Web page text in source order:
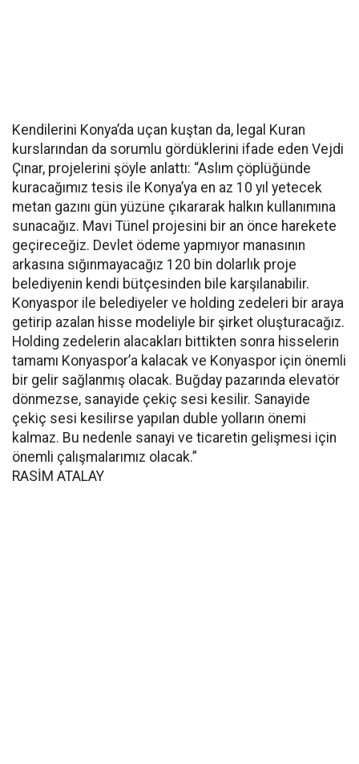
Kendilerini Konya’da uçan kuştan da, legal Kuran
kurslarından da sorumlu gördüklerini ifade eden Vejdi
Çınar, projelerini şöyle anlattı: “Aslım çöplüğünde
kuracağımız tesis ile Konya’ya en az 10 yıl yetecek
metan gazını gün yüzüne çıkararak halkın kullanımına
sunacağız. Mavi Tünel projesini bir an önce harekete
geçireceğiz. Devlet ödeme yapmıyor manasının
arkasına sığınmayacağız 120 bin dolarlık proje
belediyenin kendi bütçesinden bile karşılanabilir.
Konyaspor ile belediyeler ve holding zedeleri bir araya
getirip azalan hisse modeliyle bir şirket oluşturacağız.
Holding zedelerin alacakları bittikten sonra hisselerin
tamamı Konyaspor’a kalacak ve Konyaspor için önemli
bir gelir sağlanmış olacak. Buğday pazarında elevatör
dönmezse, sanayide çekiç sesi kesilir. Sanayide
çekiç sesi kesilirse yapılan duble yolların önemi
kalmaz. Bu nedenle sanayi ve ticaretin gelişmesi için
önemli çalışmalarımız olacak.”
RASİM ATALAY